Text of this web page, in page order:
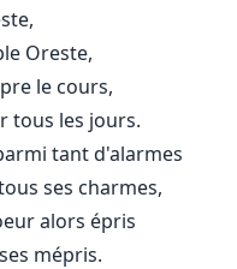
Oreste,
le cours,
tous les jours.
tant d'alarmes
ses charmes,
alors épris
mépris.